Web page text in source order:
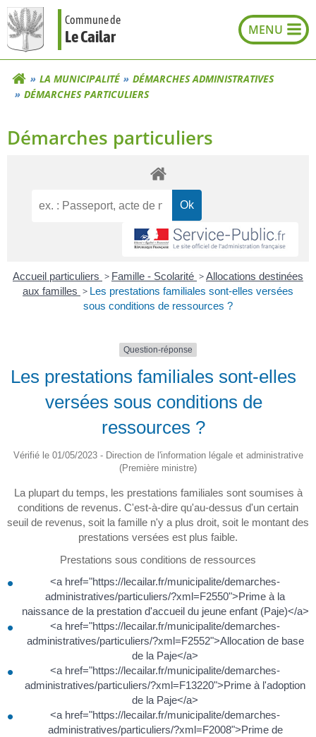
Aller
au
contenu
Commune de
Le Cailar
LA MUNICIPALITÉ
DÉMARCHES ADMINISTRATIVES
DÉMARCHES PARTICULIERS
Démarches particuliers
Accueil particuliers > Famille - Scolarité >Allocations destinées
aux familles > Les prestations familiales sont-elles versées
sous conditions de ressources ?
Question-réponse
Les prestations familiales sont-elles
versées sous conditions de
ressources ?
Vérifié le 01/05/2023 - Direction de l'information légale et administrative
(Première ministre)
La plupart du temps, les prestations familiales sont soumises à
conditions de revenus. C'est-à-dire qu'au-dessus d'un certain
seuil de revenus, soit la famille n'y a plus droit, soit le montant des
prestations versées est plus faible.
Prestations sous conditions de ressources
<a href="https://lecailar.fr/municipalite/demarches-
administratives/particuliers/?xml=F2550">Prime à la
naissance de la prestation d'accueil du jeune enfant (Paje)</a>
<a href="https://lecailar.fr/municipalite/demarches-
administratives/particuliers/?xml=F2552">Allocation de base
de la Paje</a>
<a href="https://lecailar.fr/municipalite/demarches-
administratives/particuliers/?xml=F13220">Prime à l'adoption
de la Paje</a>
<a href="https://lecailar.fr/municipalite/demarches-
administratives/particuliers/?xml=F2008">Prime de